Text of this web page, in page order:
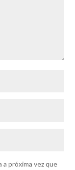
a próxima vez que